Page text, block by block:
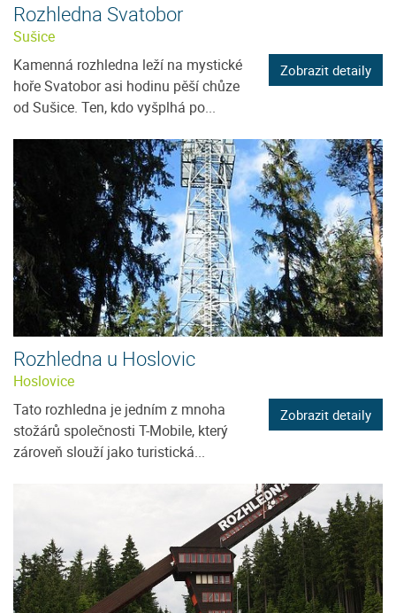
Rozhledna Svatobor
Sušice
Kamenná rozhledna leží na mystické
hoře Svatobor asi hodinu pěší chůze
od Sušice. Ten, kdo vyšplhá po...
Zobrazit detaily
Rozhledna u Hoslovic
Hoslovice
Tato rozhledna je jedním z mnoha
stožárů společnosti T-Mobile, který
zároveň slouží jako turistická...
Zobrazit detaily